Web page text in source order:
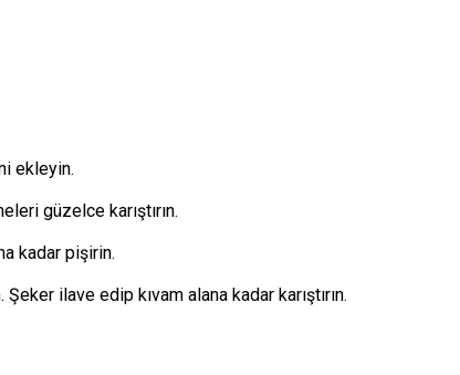
ekleyin.
güzelce karıştırın.
kadar pişirin.
ilave edip kıvam alana kadar karıştırın.